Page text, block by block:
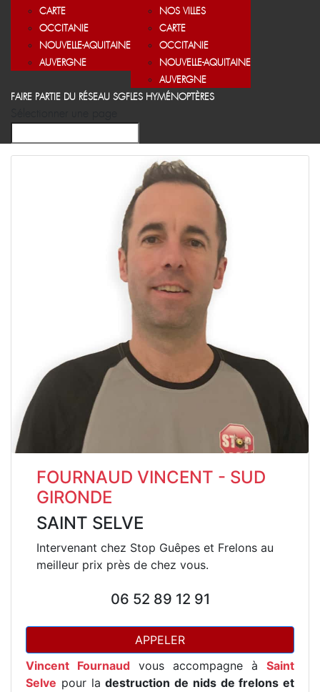
CARTE
OCCITANIE
NOUVELLE-AQUITAINE
AUVERGNE
NOS VILLES
CARTE
OCCITANIE
NOUVELLE-AQUITAINE
AUVERGNE
FAIRE PARTIE DU RÉSEAU SGFLES HYMÉNOPTÈRES
FOURNAUD VINCENT - SUD
GIRONDE
SAINT SELVE
Intervenant chez Stop Guêpes et Frelons au
meilleur prix près de chez vous.
06 52 89 12 91
APPELER
Vincent Fournaud vous accompagne à Saint
Selve pour ladestruction de nids de frelons et